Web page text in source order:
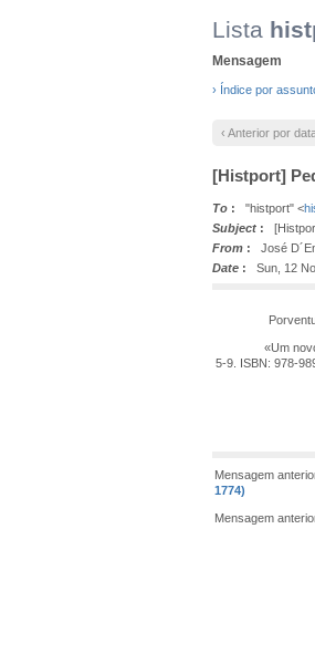
Lista
Mensagem
› Índice por
‹ Anterior por
[Histport]
To : "histport" <
Subject :
From : José
Date : Sun, 12
Porventura, é
«Um novo
5-9. ISBN: 978-
Mensagem
1774)
Mensagem